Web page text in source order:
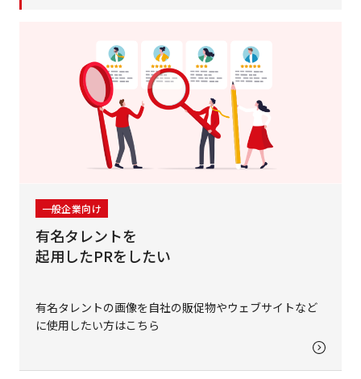
一般企業向け
有名タレントを
起用したPRをしたい
有名タレントの画像を自社の販促物やウェブサイトなど
に使用したい方はこちら